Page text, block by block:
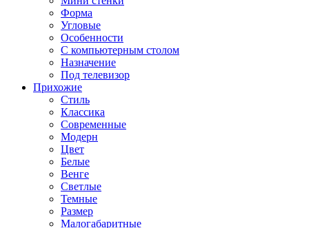
Форма
Угловые
Особенности
С компьютерным столом
Назначение
Под телевизор
Прихожие
Стиль
Классика
Современные
Модерн
Цвет
Белые
Венге
Светлые
Темные
Размер
Малогабаритные